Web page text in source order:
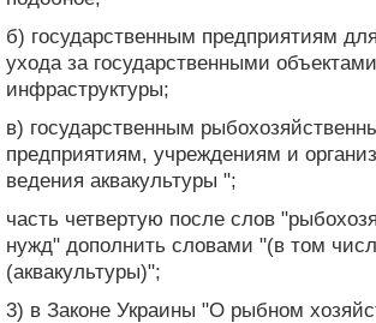
б) государственным предприятиям
ухода за государственными
инфраструктуры;
в) государственным
предприятиям, учреждениям и
ведения аквакультуры ";
часть четвертую после слов
нужд" дополнить словами "(в том
(аквакультуры)";
3) в Законе Украины "О рыбном